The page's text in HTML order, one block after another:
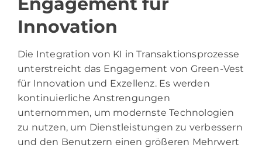
Innovation
Die Integration von KI in Transaktionsprozesse
unterstreicht das Engagement von Green-Vest
für Innovation und Exzellenz. Es werden
kontinuierliche Anstrengungen
unternommen, um modernste Technologien
zu nutzen, um Dienstleistungen zu verbessern
und den Benutzern einen größeren Mehrwert